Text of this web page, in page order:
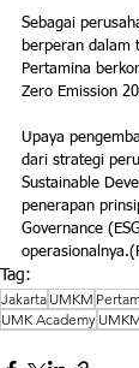
Sebagai
berperan dalam
Pertamina
Zero Emission
Upaya
dari strategi
Sustainable
penerapan
Governance
Tag:
Jakarta UMKM
UMK Academy